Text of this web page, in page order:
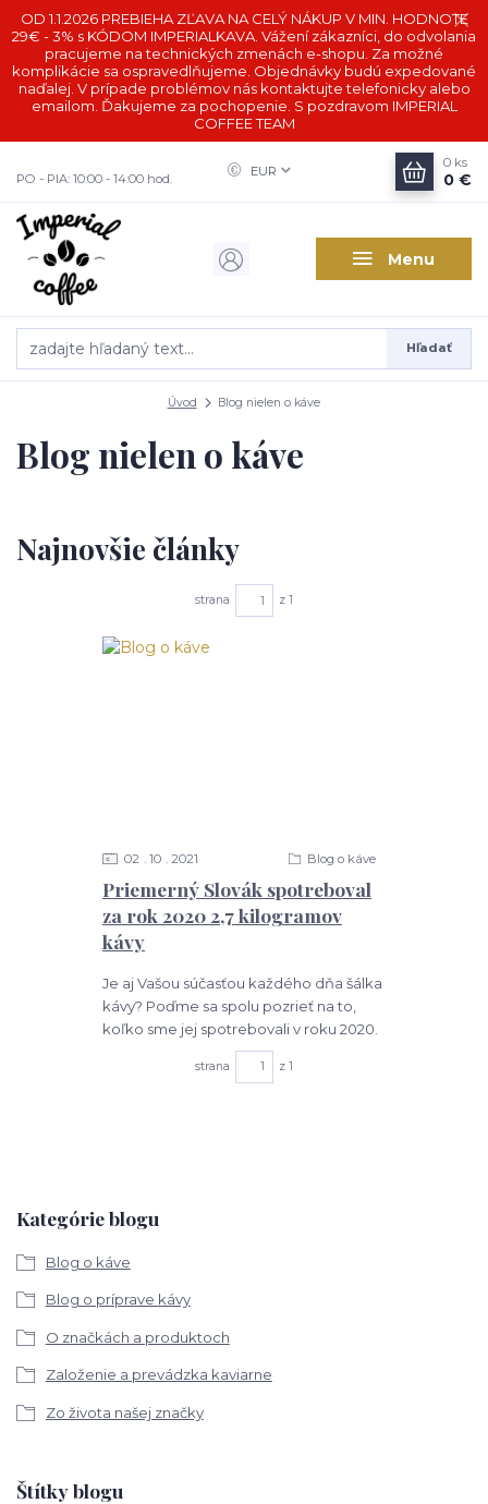
OD 1.1.2026 PREBIEHA ZĽAVA NA CELÝ NÁKUP V MIN. HODNOTE
29€ - 3% s KÓDOM IMPERIALKAVA. Vážení zákazníci, do odvolania
pracujeme na technických zmenách e-shopu. Za možné
komplikácie sa ospravedlňujeme. Objednávky budú expedované
naďalej. V prípade problémov nás kontaktujte telefonicky alebo
emailom. Ďakujeme za pochopenie. S pozdravom IMPERIAL
COFFEE TEAM
Menu
EUR
Hľadať
PO - PIA: 10:00 - 14:00 hod.
0 ks
0 €
Úvod Blog nielen o káve
Kategórie blogu
Blog o káve
Blog o príprave kávy
O značkách a produktoch
Založenie a prevádzka kaviarne
Zo života našej značky
Štítky blogu
Blog nielen o káve
Najnovšie články
strana z 1
Priemerný Slovák spotreboval
za rok 2020 2,7 kilogramov
kávy
02 10 2021 Blog o káve
Je aj Vašou súčasťou každého dňa šálka
kávy? Poďme sa spolu pozrieť na to,
koľko sme jej spotrebovali v roku 2020.
strana z 1